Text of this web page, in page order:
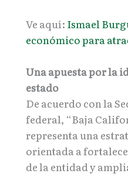
Ve aquí: Ismael
económico para
Una apuesta por la
estado
De acuerdo con la
federal, “Baja
representa una
orientada a
de la entidad y